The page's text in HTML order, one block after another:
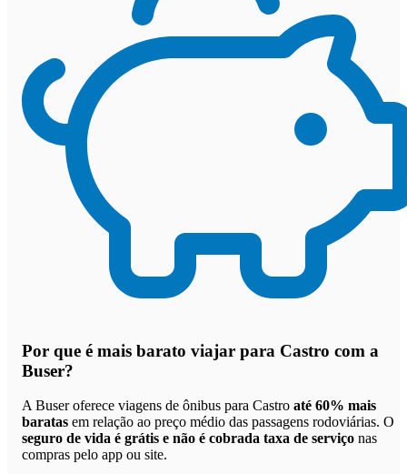
Por que é mais barato viajar para Castro com a
Buser?
A Buser oferece viagens de ônibus para Castro até 60% mais
baratas em relação ao preço médio das passagens rodoviárias. O
seguro de vida é grátis e não é cobrada taxa de serviço nas
compras pelo app ou site.